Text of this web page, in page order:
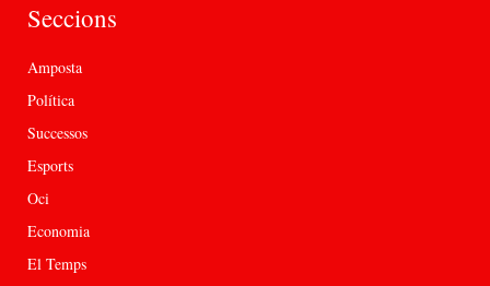
Seccions
Amposta
Política
Successos
Esports
Oci
Economia
El Temps